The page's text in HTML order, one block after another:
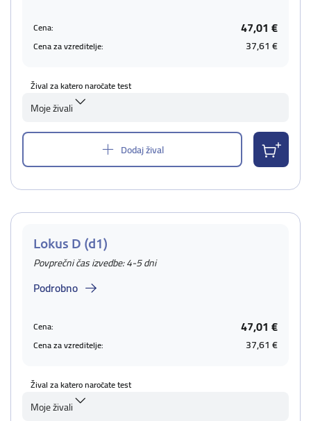
Cena: 47,01 €
Cena za vzreditelje: 37,61 €
Žival za katero naročate test
Moje živali
Dodaj žival
Lokus D (d1)
Povprečni čas izvedbe: 4-5 dni
Podrobno
Cena: 47,01 €
Cena za vzreditelje: 37,61 €
Žival za katero naročate test
Moje živali